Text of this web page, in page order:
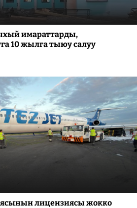
имараттарды,
10 жылга тыюу салуу
лицензиясы жокко